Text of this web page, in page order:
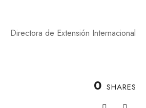
Directora de Extensión Internacional
0 SHARES